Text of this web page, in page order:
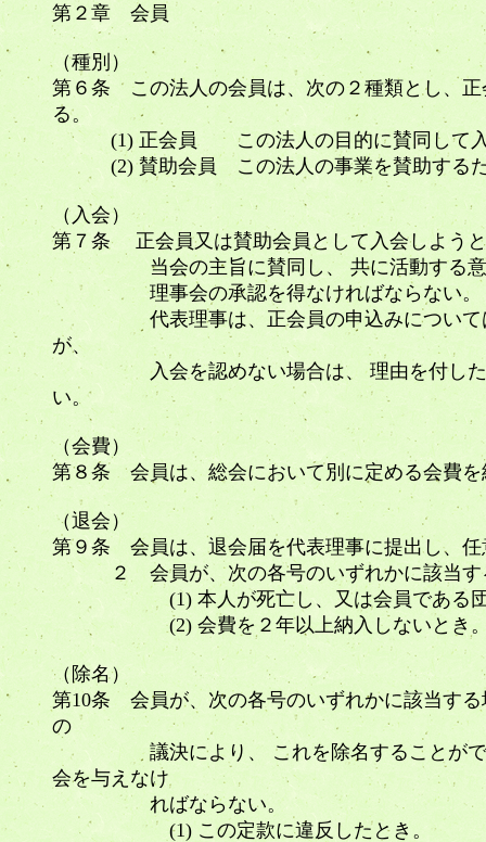
第２章 会員
（種別）
第６条 この法人の会員は、次の２種類とし、
る。
(1) 正会員 この法人の目的に賛同して入
(2) 賛助会員 この法人の事業を賛助する
（入会）
第７条 正会員又は賛助会員として入会しよう
当会の主旨に賛同し、 共に活動する意志
理事会の承認を得なければなら
代表理事は、正会員の申込みについては
が、
入会を認めない場合は、 理由を付した書
い。
（会費）
第８条 会員は、総会において別に定める会
（退会）
第９条 会員は、退会届を代表理事に提出し、
２ 会員が、次の各号のいずれかに該当す
(1) 本人が死亡し、又は会員である団
(2) 会費を２年以上納入しないと
（除名）
第10条 会員が、次の各号のいずれかに該当す
の
議決により、 これを除名することができ
会を与えなけ
ればならない。
(1) この定款に違反したとき。